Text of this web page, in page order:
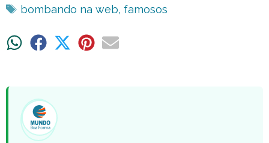
Tags
bombando na web, famosos
ShareShare ShareShareShare